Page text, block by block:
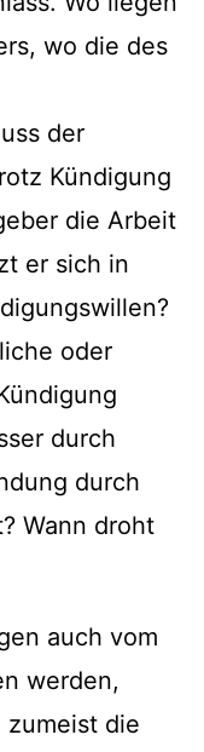
wo die des
der
Kündigung
die Arbeit
er sich in
oder
durch
durch
Wann droht
auch vom
werden,
zumeist die